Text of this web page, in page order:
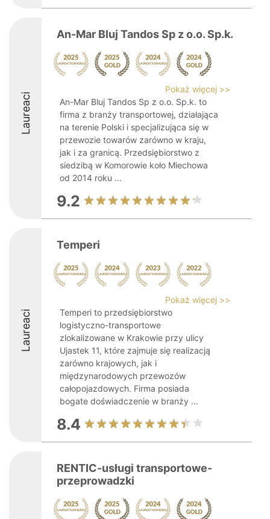
Laureaci
An-Mar Bluj Tandos Sp z o.o. Sp.k.
Pokaż więcej >>
An-Mar Bluj Tandos Sp z o.o. Sp.k. to
firma z branży transportowej, działająca
na terenie Polski i specjalizująca się w
przewozie towarów zarówno w kraju,
jak i za granicą. Przedsiębiorstwo z
siedzibą w Komorowie koło Miechowa
od 2014 roku ...
9.2
Laureaci
Temperi
Pokaż więcej >>
Temperi to przedsiębiorstwo
logistyczno-transportowe
zlokalizowane w Krakowie przy ulicy
Ujastek 11, które zajmuje się realizacją
zarówno krajowych, jak i
międzynarodowych przewozów
całopojazdowych. Firma posiada
bogate doświadczenie w branży ...
8.4
RENTIC-usługi transportowe-
przeprowadzki